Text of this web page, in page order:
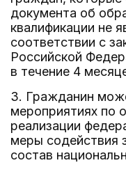
документа об
квалификации не
соответствии с
Российской
в течение 4
3. Гражданин
мероприятиях по
реализации
меры содействия
состав